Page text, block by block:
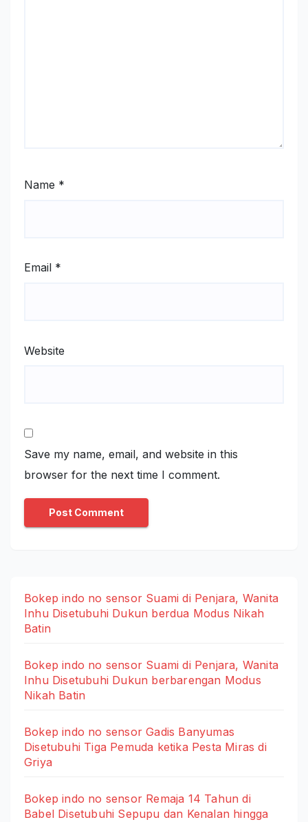
Name *
Email *
Website
Save my name, email, and website in this
browser for the next time I comment.
Bokep indo no sensor Suami di Penjara, Wanita
Inhu Disetubuhi Dukun berdua Modus Nikah
Batin
Bokep indo no sensor Suami di Penjara, Wanita
Inhu Disetubuhi Dukun berbarengan Modus
Nikah Batin
Bokep indo no sensor Gadis Banyumas
Disetubuhi Tiga Pemuda ketika Pesta Miras di
Griya
Bokep indo no sensor Remaja 14 Tahun di
Babel Disetubuhi Sepupu dan Kenalan hingga